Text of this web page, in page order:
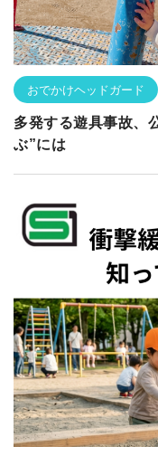
おでかけヘッドガード
多発する遊具事故、
ぶ”には